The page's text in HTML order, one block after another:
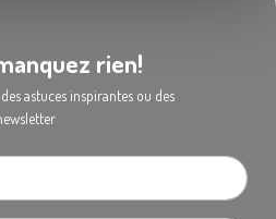
rien!
astuces inspirantes ou des